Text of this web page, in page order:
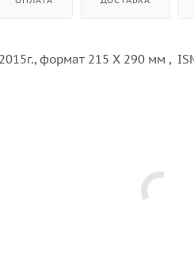
формат 215 Х 290 мм ,